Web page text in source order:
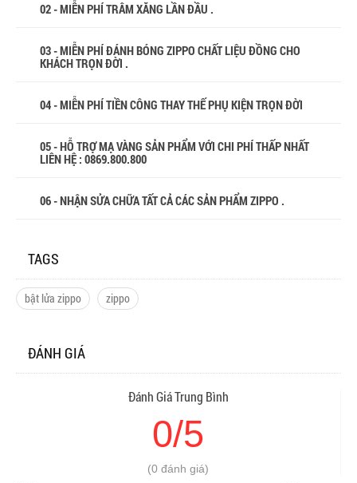
02 - MIỄN PHÍ TRÂM XĂNG LẦN ĐẦU .
03 - MIỄN PHÍ ĐÁNH BÓNG ZIPPO CHẤT LIỆU ĐỒNG CHO
KHÁCH TRỌN ĐỜI .
04 - MIỄN PHÍ TIỀN CÔNG THAY THẾ PHỤ KIỆN TRỌN ĐỜI
05 - HỖ TRỢ MẠ VÀNG SẢN PHẨM VỚI CHI PHÍ THẤP NHẤT
LIÊN HỆ : 0869.800.800
06 - NHẬN SỬA CHỮA TẤT CẢ CÁC SẢN PHẨM ZIPPO .
TAGS
bật lửa zippo zippo
ĐÁNH GIÁ
Đánh Giá Trung Bình
0/5
(0 đánh giá)